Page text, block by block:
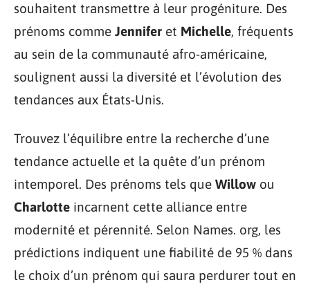
souhaitent transmettre à leur progéniture. Des
prénoms comme Jennifer et Michelle, fréquents
au sein de la communauté afro-américaine,
soulignent aussi la diversité et l’évolution des
tendances aux États-Unis.
Trouvez l’équilibre entre la recherche d’une
tendance actuelle et la quête d’un prénom
intemporel. Des prénoms tels que Willow ou
Charlotte incarnent cette alliance entre
modernité et pérennité. Selon Names. org, les
prédictions indiquent une fiabilité de 95 % dans
le choix d’un prénom qui saura perdurer tout en